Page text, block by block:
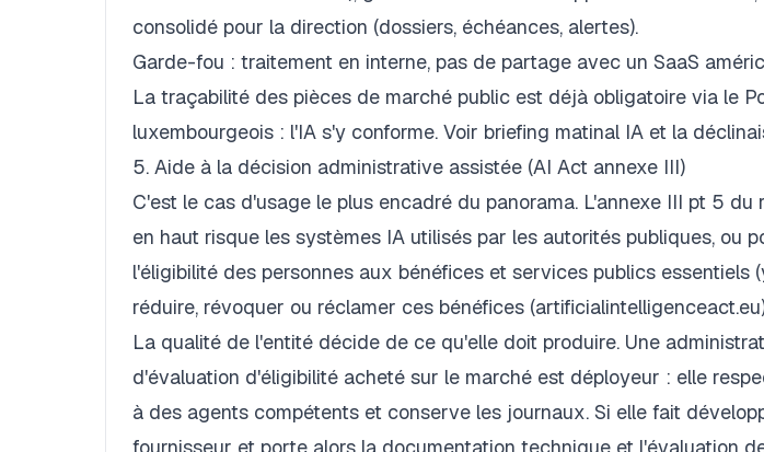
consolidé pour la direction (dossiers, échéances, alertes).
Garde-fou : traitement en interne, pas de partage avec un SaaS
La traçabilité des pièces de marché public est déjà obligatoire via le
luxembourgeois : l'IA s'y conforme. Voir briefing matinal IA et la
5. Aide à la décision administrative assistée (AI Act annexe III)
C'est le cas d'usage le plus encadré du panorama. L'annexe III pt 5
en haut risque les systèmes IA utilisés par les autorités publiques, ou
l'éligibilité des personnes aux bénéfices et services publics essentiels
réduire, révoquer ou réclamer ces bénéfices
La qualité de l'entité décide de ce qu'elle doit produire. Une
d'évaluation d'éligibilité acheté sur le marché est déployeur : elle
à des agents compétents et conserve les journaux. Si elle fait
fournisseur et porte alors la documentation technique et l'évaluation